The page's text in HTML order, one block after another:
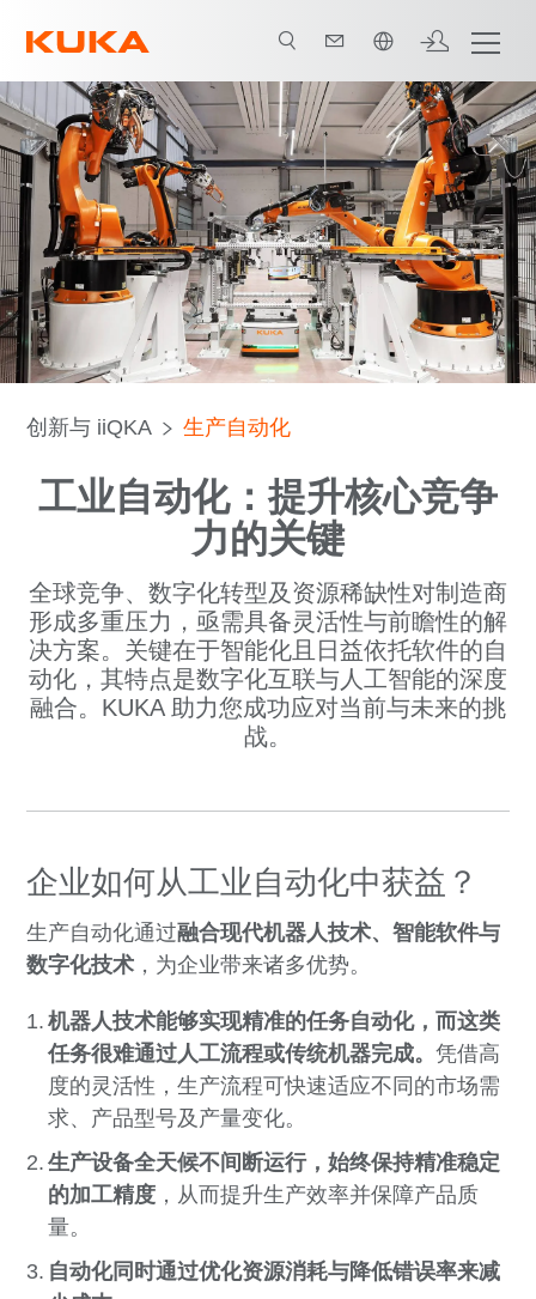
人工智能和工业物联网 自主移动机器人与协作机器人 faq
中文 / Chinese
创新与 iiQKA 生产自动化
工业自动化：提升核心竞争
力的关键
全球竞争、数字化转型及资源稀缺性对制造商
形成多重压力，亟需具备灵活性与前瞻性的解
决方案。关键在于智能化且日益依托软件的自
动化，其特点是数字化互联与人工智能的深度
融合。KUKA 助力您成功应对当前与未来的挑
战。
企业如何从工业自动化中获益？
生产自动化通过融合现代机器人技术、智能软件与
数字化技术 ，为企业带来诸多优势。
机器人技术能够实现精准的任务自动化，而这类
任务很难通过人工流程或传统机器完成。凭借高
度的灵活性，生产流程可快速适应不同的市场需
求、产品型号及产量变化。
生产设备全天候不间断运行，始终保持精准稳定
的加工精度 ，从而提升生产效率并保障产品质
量。
自动化同时通过优化资源消耗与降低错误率来减